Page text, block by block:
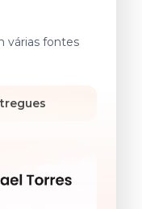
várias fontes